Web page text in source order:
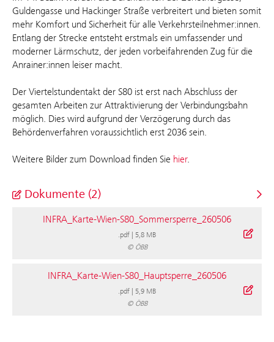
Guldengasse und Hackinger Straße verbreitert und bieten somit
mehr Komfort und Sicherheit für alle Verkehrsteilnehmer:innen.
Entlang der Strecke entsteht erstmals ein umfassender und
moderner Lärmschutz, der jeden vorbeifahrenden Zug für die
Anrainer:innen leiser macht.
Der Viertelstundentakt der S80 ist erst nach Abschluss der
gesamten Arbeiten zur Attraktivierung der Verbindungsbahn
möglich. Dies wird aufgrund der Verzögerung durch das
Behördenverfahren voraussichtlich erst 2036 sein.
Weitere Bilder zum Download finden Sie hier.
Dokumente (2)
INFRA_Karte-Wien-S80_Sommersperre_260506
.pdf
5,8 MB
© ÖBB
INFRA_Karte-Wien-S80_Hauptsperre_260506
.pdf
5,9 MB
© ÖBB